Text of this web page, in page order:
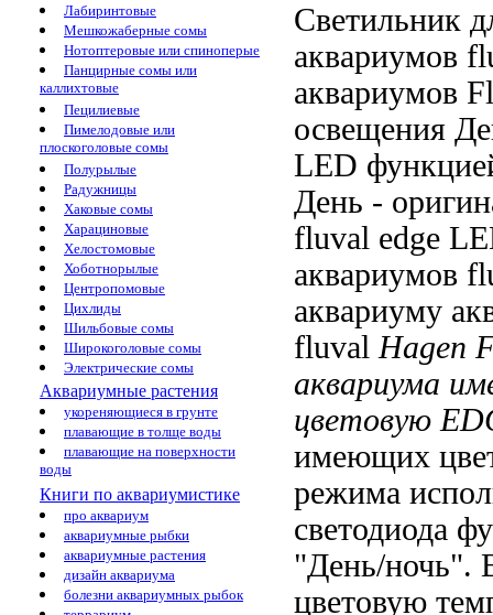
Лабиринтовые
Мешкожаберные сомы
Нотоптеровые или спиноперые
Панцирные сомы или
каллихтовые
Пецилиевые
Пимелодовые или
плоскоголовые сомы
Полурылые
Радужницы
Хаковые сомы
Харациновые
Хелостомовые
Хоботнорылые
Центропомовые
Цихлиды
Шильбовые сомы
Широкоголовые сомы
Электрические сомы
Аквариумные растения
укореняющиеся в грунте
плавающие в толще воды
плавающие на поверхности
воды
Книги по аквариумистике
про аквариум
аквариумные рыбки
аквариумные растения
дизайн аквариума
болезни аквариумных рыбок
Светильник
аквариумов
аквариумов
освещения
LED
День -
fluval edge
аквариумов
аквариуму
fluval Hagen
аквариума
цветовую
имеющих
режима
светодиода
"День/ночь".
цветовую